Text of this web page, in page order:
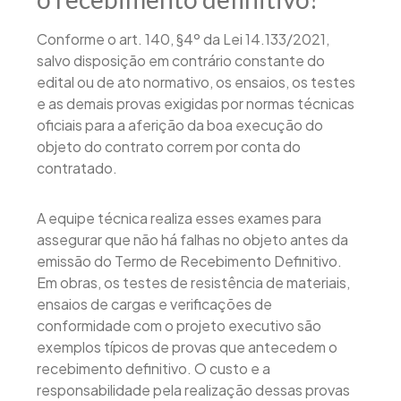
Conforme o art. 140, §4º da Lei 14.133/2021,
salvo disposição em contrário constante do
edital ou de ato normativo, os ensaios, os testes
e as demais provas exigidas por normas técnicas
oficiais para a aferição da boa execução do
objeto do contrato correm por conta do
contratado.
A equipe técnica realiza esses exames para
assegurar que não há falhas no objeto antes da
emissão do Termo de Recebimento Definitivo.
Em obras, os testes de resistência de materiais,
ensaios de cargas e verificações de
conformidade com o projeto executivo são
exemplos típicos de provas que antecedem o
recebimento definitivo. O custo e a
responsabilidade pela realização dessas provas